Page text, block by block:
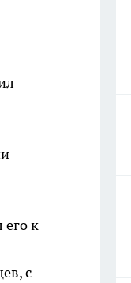
его к
с